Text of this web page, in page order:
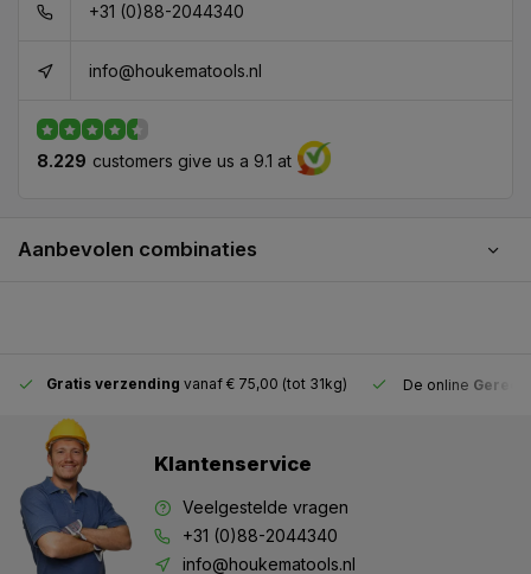
+31 (0)88-2044340
info@houkematools.nl
8.229 customers give us a 9.1 at
Aanbevolen combinaties
Gratis verzending vanaf € 75,00 (tot 31kg) De online
Klantenservice
Veelgestelde vragen
+31 (0)88-2044340
info@houkematools.nl